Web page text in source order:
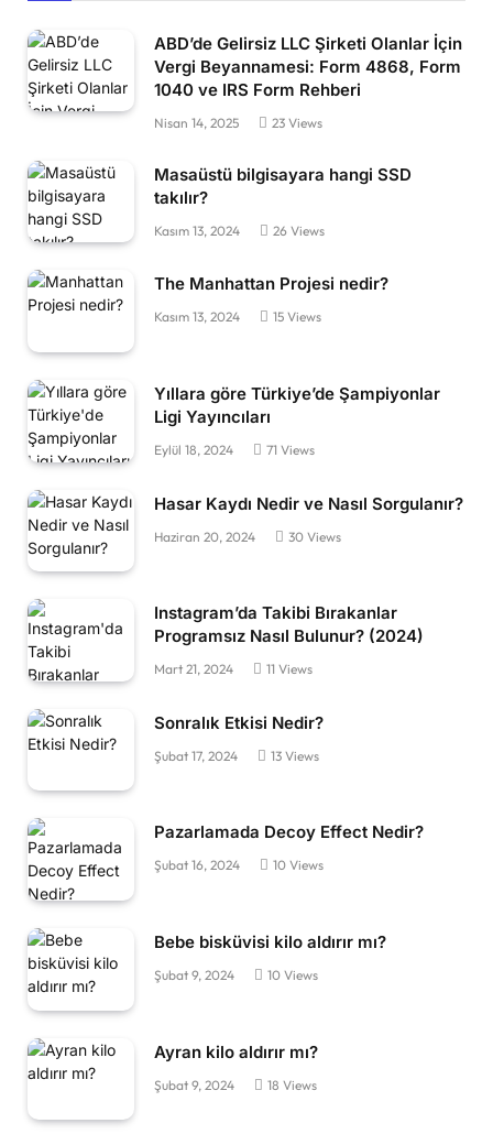
ABD’de Gelirsiz LLC Şirketi Olanlar İçin
Vergi Beyannamesi: Form 4868, Form
1040 ve IRS Form Rehberi
Nisan 14, 2025 23 Views
Masaüstü bilgisayara hangi SSD
takılır?
Kasım 13, 2024 26 Views
The Manhattan Projesi nedir?
Kasım 13, 2024 15 Views
Yıllara göre Türkiye’de Şampiyonlar
Ligi Yayıncıları
Eylül 18, 2024 71 Views
Hasar Kaydı Nedir ve Nasıl Sorgulanır?
Haziran 20, 2024 30 Views
Instagram’da Takibi Bırakanlar
Programsız Nasıl Bulunur? (2024)
Mart 21, 2024 11 Views
Sonralık Etkisi Nedir?
Şubat 17, 2024 13 Views
Pazarlamada Decoy Effect Nedir?
Şubat 16, 2024 10 Views
Bebe bisküvisi kilo aldırır mı?
Şubat 9, 2024 10 Views
Ayran kilo aldırır mı?
Şubat 9, 2024 18 Views